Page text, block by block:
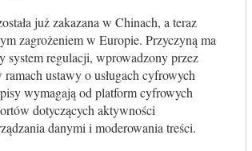
już zakazana w Chinach, a teraz
zagrożeniem w Europie. Przyczyną ma
system regulacji, wprowadzony przez
ustawy o usługach cyfrowych
wymagają od platform cyfrowych
dotyczących aktywności
danymi i moderowania treści.